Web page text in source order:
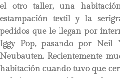
el otro taller, una
estampación textil y la
pedidos que le llegan por
Iggy Pop, pasando por Neil
Neubauten. Recientemente
habitación cuando tuvo que